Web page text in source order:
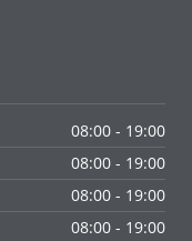
08:00 - 19:00
08:00 - 19:00
08:00 - 19:00
08:00 - 19:00